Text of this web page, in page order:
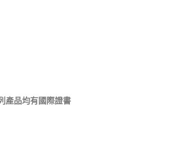
產品均有國際證書